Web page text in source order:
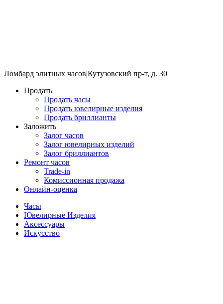
Ломбард элитных часов|Кутузовский пр-т, д. 30
Продать
Продать часы
Продать ювелирные изделия
Продать бриллианты
Заложить
Залог часов
Залог ювелирных изделий
Залог бриллиантов
Ремонт часов
Trade-in
Комиссионная продажа
Онлайн-оценка
Часы
Ювелирные Изделия
Аксессуары
Искусство